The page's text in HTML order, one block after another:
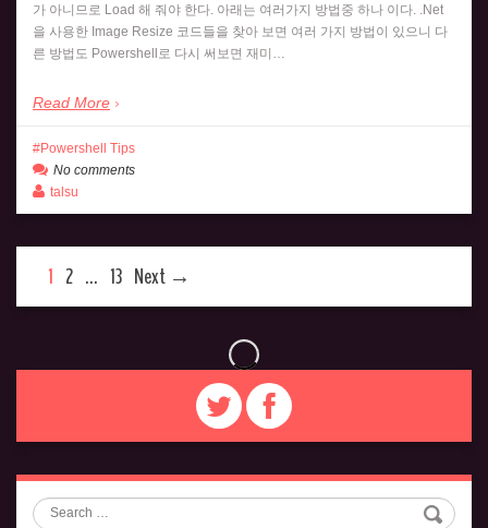
가 아니므로 Load 해 줘야 한다. 아래는 여러가지 방법중 하나 이다. .Net
을 사용한 Image Resize 코드들을 찾아 보면 여러 가지 방법이 있으니 다
른 방법도 Powershell로 다시 써보면 재미…
Read More
Powershell Tips
No comments
talsu
1 2 … 13 Next →
Search